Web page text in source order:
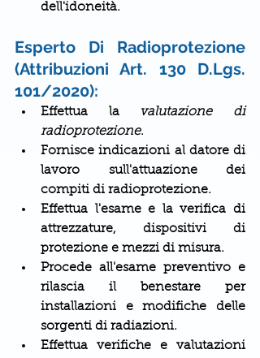
dell'idoneità.
Esperto Di Radioprotezione
(Attribuzioni Art. 130 D.Lgs.
101/2020):
Effettua la
valutazione di
radioprotezione.
Fornisce indicazioni al datore di
lavoro sull'attuazione dei
compiti di radioprotezione.
Effettua l'esame e la verifica di
attrezzature, dispositivi di
protezione e mezzi di misura.
Procede all'esame preventivo e
rilascia il benestare per
installazioni e modifiche delle
sorgenti di radiazioni.
Effettua verifiche e valutazioni